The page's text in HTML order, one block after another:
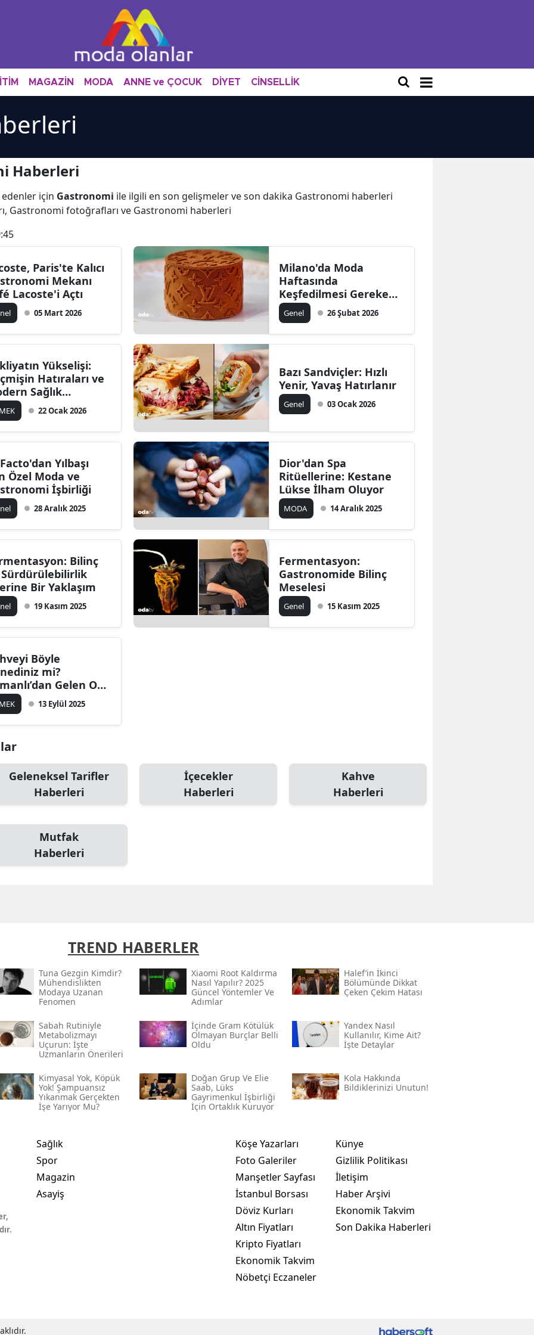
MAGAZİN MODA ANNE ve ÇOCUK DİYET CİNSELLİK
Haberleri
için Gastronomi ile ilgili en son gelişmeler ve son dakika Gastronomi haberleri
Gastronomi fotoğrafları ve Gastronomi haberleri
Paris'te Kalıcı
Mekanı
Lacoste'i Açtı
05 Mart 2026
Milano'da Moda
Haftasında
Keşfedilmesi Gereken
Gizli Gastronomi
Adresleri Neler?
Genel 26 Şubat 2026
Yükselişi:
Hatıraları ve
Sağlık
22 Ocak 2026
Bazı Sandviçler: Hızlı
Yenir, Yavaş Hatırlanır
Genel 03 Ocak 2026
Yılbaşı
Özel Moda ve
İşbirliği
28 Aralık 2025
Dior'dan Spa
Ritüellerine: Kestane
Lükse İlham Oluyor
MODA 14 Aralık 2025
Bilinç
Bir Yaklaşım
19 Kasım 2025
Fermentasyon:
Gastronomide Bilinç
Meselesi
Genel 15 Kasım 2025
Böyle
mi?
Gelen O
Lezzet
Çıkıyor
13 Eylül 2025
Geleneksel Tarifler
Haberleri
İçecekler
Haberleri
Kahve
Haberleri
Mutfak
Haberleri
TREND HABERLER
Tuna Gezgin Kimdir?
Mühendislikten
Modaya Uzanan
Fenomen
Xiaomi Root Kaldırma
Nasıl Yapılır? 2025
Güncel Yöntemler Ve
Adımlar
Halef’in İkinci
Bölümünde Dikkat
Çeken Çekim Hatası
Sabah Rutiniyle
Metabolizmayı
Uçurun: İşte
Uzmanların Önerileri
İçinde Gram Kötülük
Olmayan Burçlar Belli
Oldu
Yandex Nasıl
Kullanılır, Kime Ait?
İşte Detaylar
Kimyasal Yok, Köpük
Yok! Şampuansız
Yıkanmak Gerçekten
İşe Yarıyor Mu?
Doğan Grup Ve Elie
Saab, Lüks
Gayrimenkul İşbirliği
İçin Ortaklık Kuruyor
Kola Hakkında
Bildiklerinizi Unutun!
Sağlık
Spor
Magazin
Asayiş
Köşe Yazarları
Foto Galeriler
Manşetler Sayfası
İstanbul Borsası
Döviz Kurları
Altın Fiyatları
Kripto Fiyatları
Ekonomik Takvim
Nöbetçi Eczaneler
Künye
Gizlilik Politikası
İletişim
Haber Arşivi
Ekonomik Takvim
Son Dakika Haberleri